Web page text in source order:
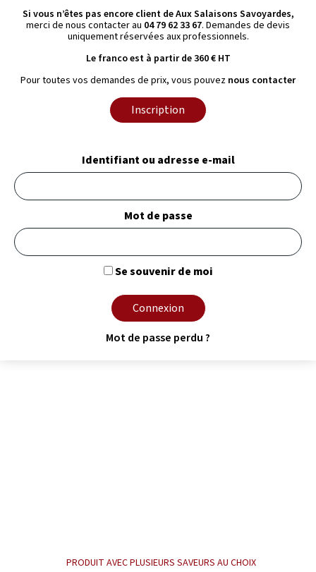
Si vous n’êtes pas encore client de Aux Salaisons Savoyardes,
merci de nous contacter au 04 79 62 33 67. Demandes de devis
uniquement réservées aux professionnels.
Le franco est à partir de 360 € HT
Pour toutes vos demandes de prix, vous pouvez nous contacter
Inscription
Identifiant ou adresse e-mail
Mot de passe
Se souvenir de moi
Connexion
Mot de passe perdu ?
PRODUIT AVEC PLUSIEURS SAVEURS AU CHOIX